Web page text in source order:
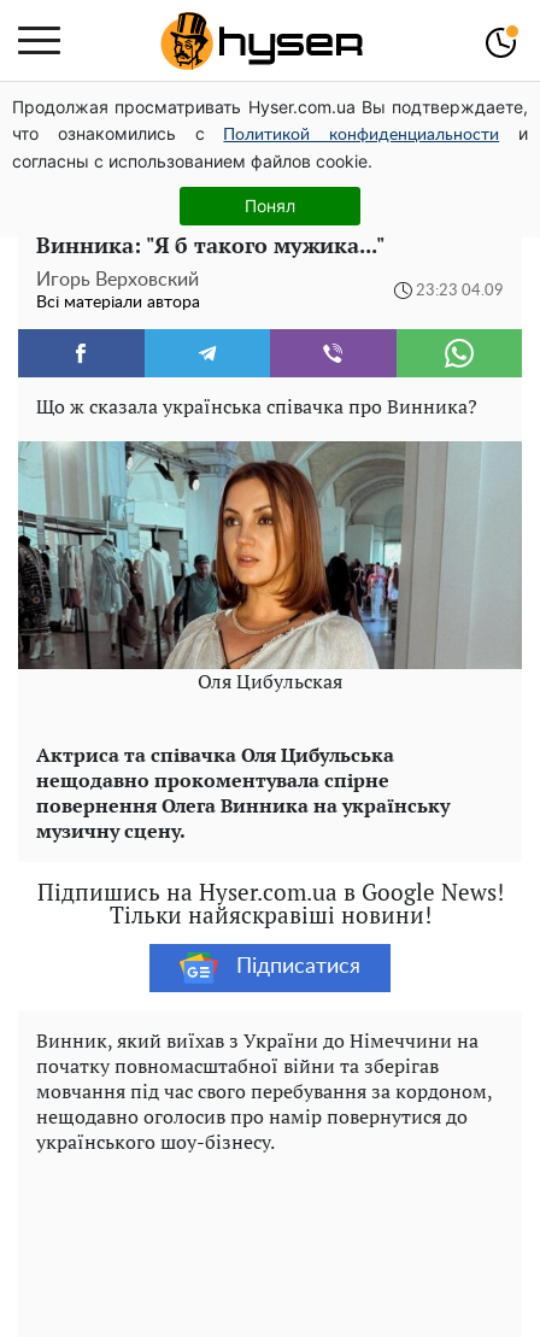
Продолжая просматривать Hyser.com.ua Вы подтверждаете,
что ознакомились с
Политикой конфиденциальности
и
согласны с использованием файлов cookie.
Понял
Павло Прудніков та його дивовижна кар'єра від актора
у російському театрі до номінанта у керівники
Федерації профспілок
Оля Цибульська змішала із брудом Олега
Винника: "Я б такого мужика..."
Игорь Верховский
Всі матеріали автора
23:23 04.09
Що ж сказала українська співачка про Винника?
Оля Цибульская
Актриса та співачка Оля Цибульська
нещодавно прокоментувала спірне
повернення Олега Винника на українську
музичну сцену.
Підпишись на Hyser.com.ua в Google News!
Тільки найяскравіші новини!
Підписатися
Винник, який виїхав з України до Німеччини на
початку повномасштабної війни та зберігав
мовчання під час свого перебування за кордоном,
нещодавно оголосив про намір повернутися до
українського шоу-бізнесу.